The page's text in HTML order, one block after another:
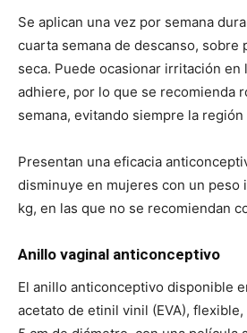
Se aplican una vez por semana
cuarta semana de descanso, sobre
seca. Puede ocasionar irritación en
adhiere, por lo que se recomienda
semana, evitando siempre la región
Presentan una eficacia
disminuye en mujeres con un peso
kg, en las que no se recomiendan
Anillo vaginal anticonceptivo
El anillo anticonceptivo disponible
acetato de etinil vinil (EVA),